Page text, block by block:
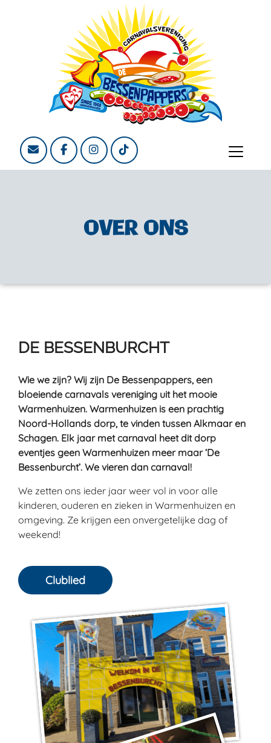
OVER ONS
DE BESSENBURCHT
Wie we zijn? Wij zijn De Bessenpappers, een
bloeiende carnavals vereniging uit het mooie
Warmenhuizen. Warmenhuizen is een prachtig
Noord-Hollands dorp, te vinden tussen Alkmaar en
Schagen. Elk jaar met carnaval heet dit dorp
eventjes geen Warmenhuizen meer maar ‘De
Bessenburcht’. We vieren dan carnaval!
We zetten ons ieder jaar weer vol in voor alle
kinderen, ouderen en zieken in Warmenhuizen en
omgeving. Ze krijgen een onvergetelijke dag of
weekend!
Clublied